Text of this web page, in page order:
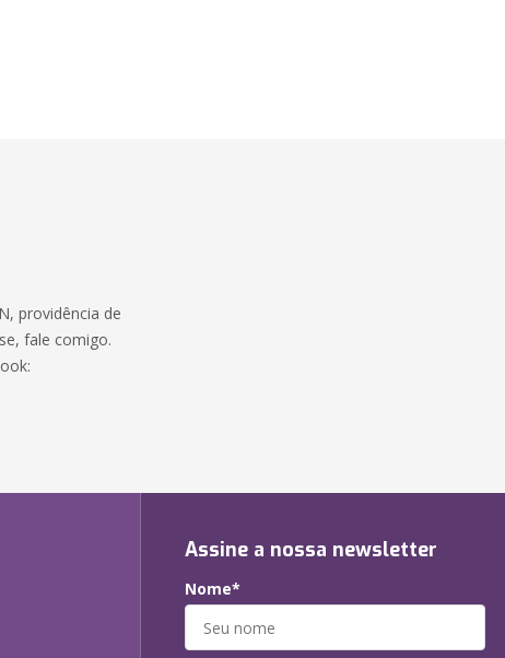
providência de
fale comigo.
Assine a nossa newsletter
Nome*